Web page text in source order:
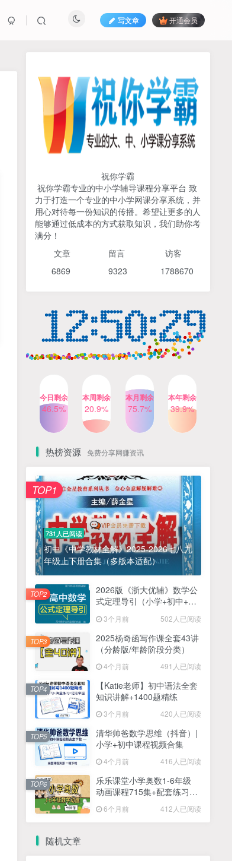
写文章 开通会员
731人已阅读
初中《中学教材全解》2025-2026七八九
TOP1
2026版《浙大优辅》数学公
式定理导引（小学+初中+高
中全套）PDF
3个月前 502人已阅读
TOP2
（分龄版/年龄阶段分类）
4个月前 491人已阅读
3个月前 420人已阅读
清华帅爸数学思维（抖音）|
小学+初中课程视频合集
TOP5
乐乐课堂小学奥数1-6年级
动画课程715集+配套练习册
高清PDF
6个月前 412人已阅读
祝你学霸
祝你学霸专业的中小学辅导课程分享平台 致
力于打造一个专业的中小学网课分享系统，并
用心对待每一份知识的传播。希望让更多的人
能够通过低成本的方式获取知识，我们助你考
满分！
文章 留言 访客
6869 9323 1788670
今日剩余
46.5%
本周剩余
20.9%
本月剩余
75.7%
本年剩余
39.9%
热榜资源 免费分享网赚资讯
731人已阅读
初中《中学教材全解》2025-2026七八九
年级上下册合集（多版本适配）
TOP1
2026版《浙大优辅》数学公
式定理导引（小学+初中+高
3个月前 502人已阅读
TOP2
2025杨奇函写作课全套43讲
（分龄版/年龄阶段分类）
4个月前 491人已阅读
TOP3
【Katie老师】初中语法全套
知识讲解+1400题精练
3个月前 420人已阅读
TOP4
清华帅爸数学思维（抖音）|
小学+初中课程视频合集
4个月前 416人已阅读
TOP5
乐乐课堂小学奥数1-6年级
动画课程715集+配套练习册
6个月前 412人已阅读
TOP6
随机文章